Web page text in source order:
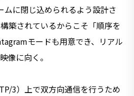
ムに閉じ込められるよう設計さ
築されているからこそ「順序を
モードも用意でき、リアル
像に向く。
3）上で双方向通信を行うため